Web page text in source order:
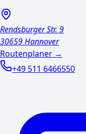
Rendsburger Str. 9
30659 Hannover
Routenplaner →
+49 511 6466550